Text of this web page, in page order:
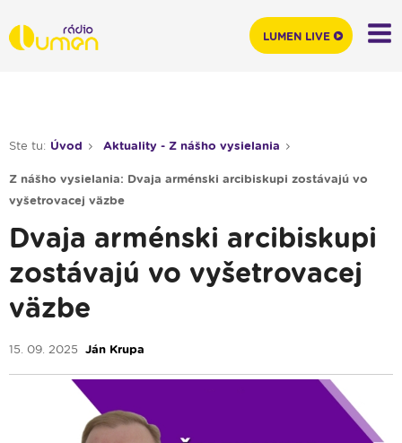
Ste tu: Úvod Aktuality - Z nášho vysielania
Z nášho vysielania: Dvaja arménski arcibiskupi zostávajú vo
vyšetrovacej väzbe
Dvaja arménski arcibiskupi
zostávajú vo vyšetrovacej
väzbe
15. 09. 2025 Ján Krupa
LUMEN LIVE